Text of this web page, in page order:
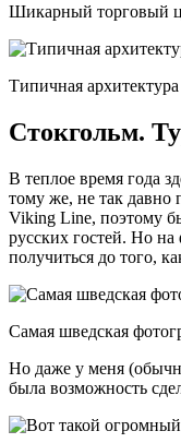
Шикарный торговый
Типичная архитектура
Стокгольм.
В теплое время года
тому же, не так давно
Viking Line, поэтому
русских гостей. Но
получиться до того,
Самая шведская
Но даже у меня
была возможность